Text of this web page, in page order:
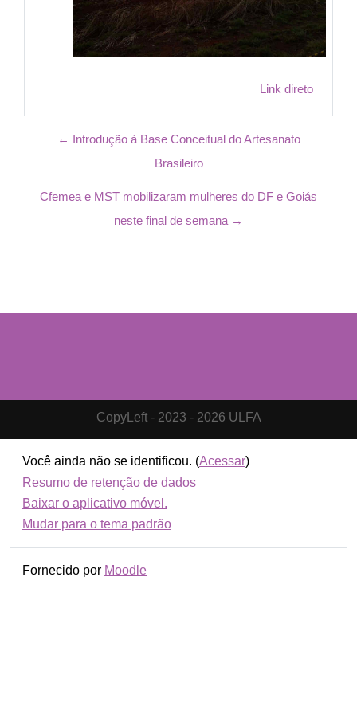
Link direto
← Introdução à Base Conceitual do Artesanato
Brasileiro
Cfemea e MST mobilizaram mulheres do DF e Goiás
neste final de semana →
CopyLeft - 2023 - 2026 ULFA
Você ainda não se identificou. (Acessar)
Resumo de retenção de dados
Baixar o aplicativo móvel.
Mudar para o tema padrão
Fornecido por Moodle